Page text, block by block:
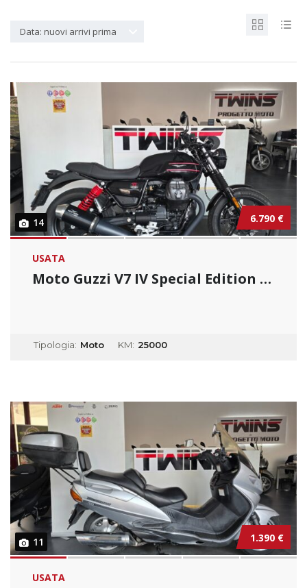
Data: nuovi arrivi prima
14 6.790 €
USATA
Moto Guzzi V7 IV Special Edition _ Usato Per...
Tipologia: Moto KM: 25000
11 1.390 €
USATA